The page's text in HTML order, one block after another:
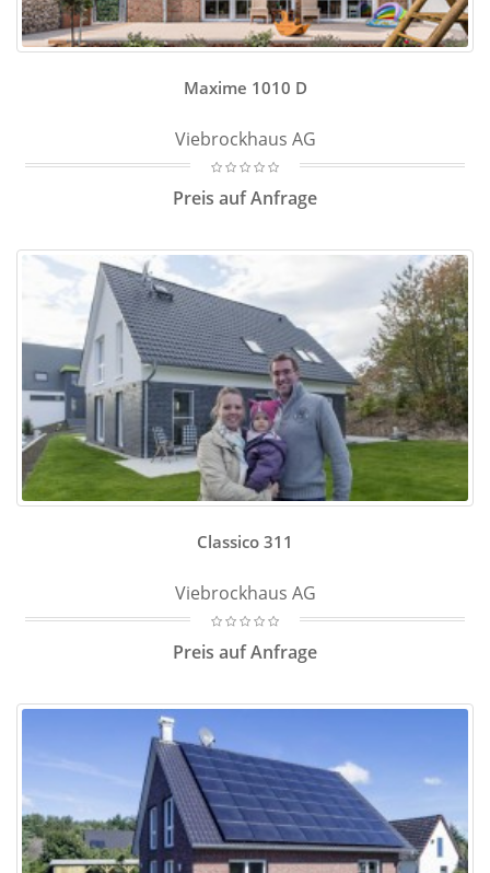
Maxime 1010 D
Viebrockhaus AG
Preis auf Anfrage
Classico 311
Viebrockhaus AG
Preis auf Anfrage